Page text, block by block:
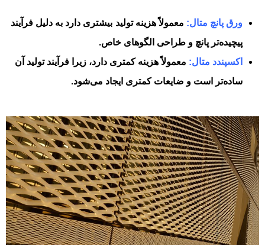
ورق پانچ متال: معمولاً هزینه تولید بیشتری دارد به دلیل فرآیند
پیچیده‌تر پانچ و طراحی الگوهای خاص.
اکسپندد متال: معمولاً هزینه کمتری دارد، زیرا فرآیند تولید آن
ساده‌تر است و ضایعات کمتری ایجاد می‌شود.